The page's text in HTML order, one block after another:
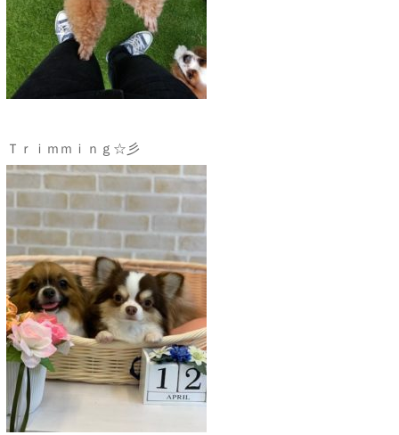
Ｔｒｉｍｍｉｎｇ☆彡